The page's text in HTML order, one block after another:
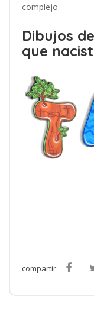
complejo.
Dibujos
que
compartir: